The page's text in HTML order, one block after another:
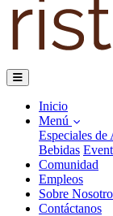
Inicio
Menú
Especiales de
Bebidas
Comunidad
Empleos
Sobre
Contáctanos